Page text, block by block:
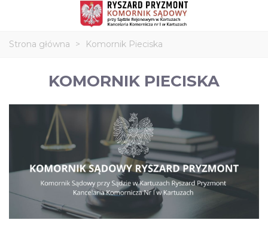
Strona główna > Komornik Pieciska
KOMORNIK PIECISKA